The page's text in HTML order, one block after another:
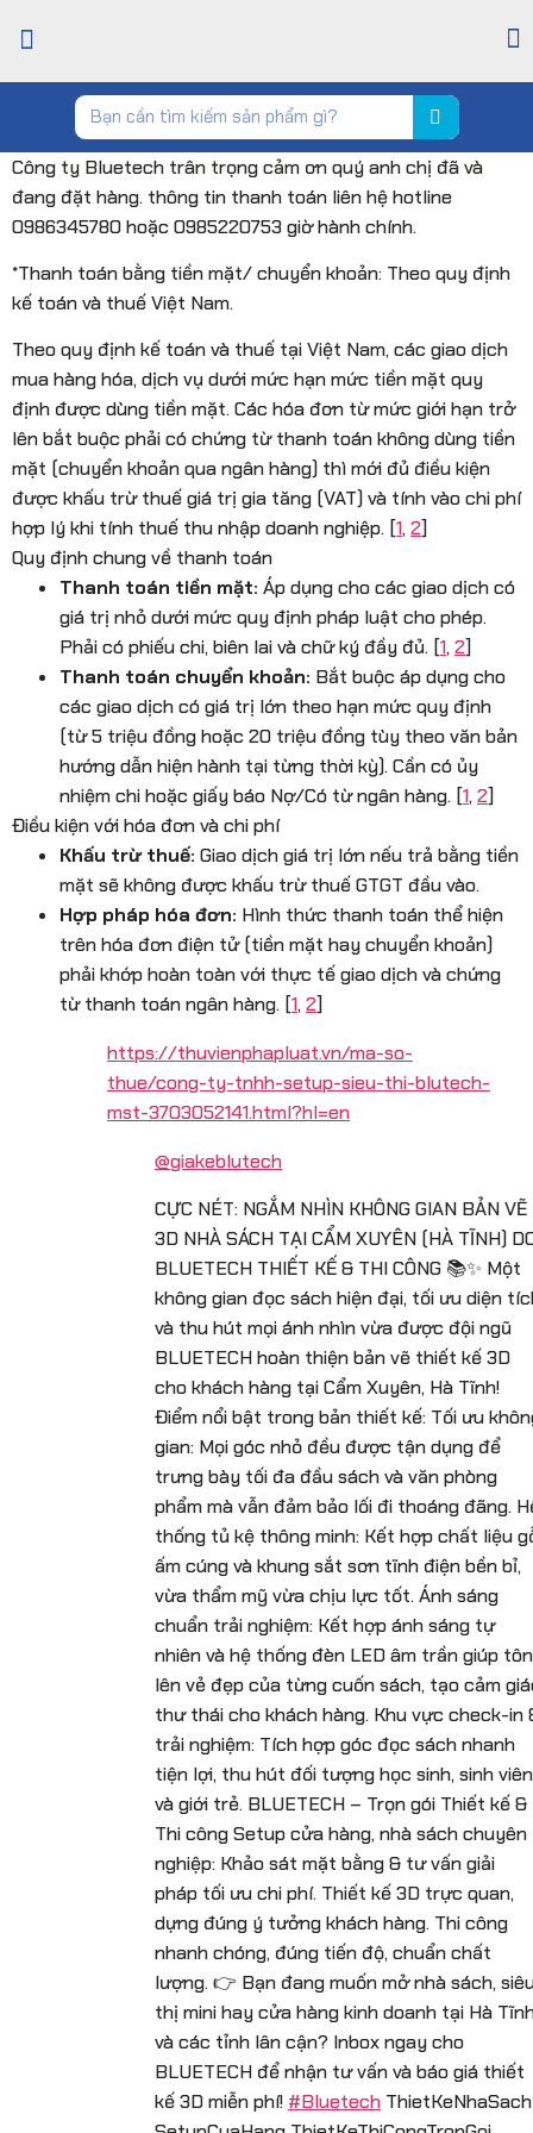
Công ty Bluetech trân trọng cảm ơn quý anh chị đã và
đang đặt hàng. thông tin thanh toán liên hệ hotline
0986345780 hoặc 0985220753 giờ hành chính.
*Thanh toán bằng tiền mặt/ chuyển khoản: Theo quy định
kế toán và thuế Việt Nam.
Theo quy định kế toán và thuế tại Việt Nam, các giao dịch
mua hàng hóa, dịch vụ dưới mức hạn mức tiền mặt quy
định được dùng tiền mặt. Các hóa đơn từ mức giới hạn trở
lên bắt buộc phải có chứng từ thanh toán không dùng tiền
mặt (chuyển khoản qua ngân hàng) thì mới đủ điều kiện
được khấu trừ thuế giá trị gia tăng (VAT) và tính vào chi phí
hợp lý khi tính thuế thu nhập doanh nghiệp. [1,2]
Quy định chung về thanh toán
Thanh toán tiền mặt: Áp dụng cho các giao dịch có
giá trị nhỏ dưới mức quy định pháp luật cho phép.
Phải có phiếu chi, biên lai và chữ ký đầy đủ. [1,2]
Thanh toán chuyển khoản: Bắt buộc áp dụng cho
các giao dịch có giá trị lớn theo hạn mức quy định
(từ 5 triệu đồng hoặc 20 triệu đồng tùy theo văn bản
hướng dẫn hiện hành tại từng thời kỳ). Cần có ủy
nhiệm chi hoặc giấy báo Nợ/Có từ ngân hàng. [1,2]
Điều kiện với hóa đơn và chi phí
Khấu trừ thuế: Giao dịch giá trị lớn nếu trả bằng tiền
mặt sẽ không được khấu trừ thuế GTGT đầu vào.
Hợp pháp hóa đơn: Hình thức thanh toán thể hiện
trên hóa đơn điện tử (tiền mặt hay chuyển khoản)
phải khớp hoàn toàn với thực tế giao dịch và chứng
từ thanh toán ngân hàng. [1,2]
https://thuvienphapluat.vn/ma-so-
thue/cong-ty-tnhh-setup-sieu-thi-blutech-
mst-3703052141.html?hl=en
@giakeblutech
CỰC NÉT: NGẮM NHÌN KHÔNG GIAN BẢN VẼ
3D NHÀ SÁCH TẠI CẨM XUYÊN (HÀ TĨNH)
BLUETECH THIẾT KẾ & THI CÔNG 📚✨ Một
không gian đọc sách hiện đại, tối ưu diện
và thu hút mọi ánh nhìn vừa được đội ngũ
BLUETECH hoàn thiện bản vẽ thiết kế 3D
cho khách hàng tại Cẩm Xuyên, Hà Tĩnh!
Điểm nổi bật trong bản thiết kế: Tối ưu
gian: Mọi góc nhỏ đều được tận dụng để
trưng bày tối đa đầu sách và văn phòng
phẩm mà vẫn đảm bảo lối đi thoáng đãng.
thống tủ kệ thông minh: Kết hợp chất liệu
ấm cúng và khung sắt sơn tĩnh điện bền bỉ,
vừa thẩm mỹ vừa chịu lực tốt. Ánh sáng
chuẩn trải nghiệm: Kết hợp ánh sáng tự
nhiên và hệ thống đèn LED âm trần giúp tôn
lên vẻ đẹp của từng cuốn sách, tạo cảm
thư thái cho khách hàng. Khu vực check-in
trải nghiệm: Tích hợp góc đọc sách nhanh
tiện lợi, thu hút đối tượng học sinh, sinh viên
và giới trẻ. BLUETECH – Trọn gói Thiết kế &
Thi công Setup cửa hàng, nhà sách chuyên
nghiệp: Khảo sát mặt bằng & tư vấn giải
pháp tối ưu chi phí. Thiết kế 3D trực quan,
dựng đúng ý tưởng khách hàng. Thi công
nhanh chóng, đúng tiến độ, chuẩn chất
lượng. 👉 Bạn đang muốn mở nhà sách,
thị mini hay cửa hàng kinh doanh tại Hà
và các tỉnh lân cận? Inbox ngay cho
BLUETECH để nhận tư vấn và báo giá thiết
kế 3D miễn phí! #Bluetech ThietKeNhaSach